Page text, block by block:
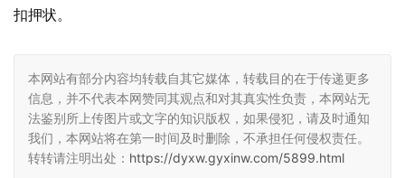
扣押状。
本网站有部分内容均转载自其它媒体，转载目的在于传递更多
信息，并不代表本网赞同其观点和对其真实性负责，本网站无
法鉴别所上传图片或文字的知识版权，如果侵犯，请及时通知
我们，本网站将在第一时间及时删除，不承担任何侵权责任。
转转请注明出处： https://dyxw.gyxinw.com/5899.html